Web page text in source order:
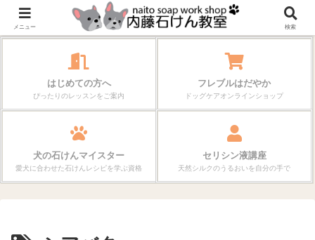
作る楽しさが、毎日の暮らしを変えていく。
はじめての方へ
ぴったりのレッスンをご案内
フレブルはだやか
ドッグケアオンラインショップ
犬の石けんマイスター
愛犬に合わせた石けんレシピを学ぶ資格
セリシン液講座
天然シルクのうるおいを自分の手で
メニュー 検索